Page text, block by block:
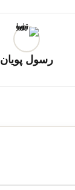
رسول پویان